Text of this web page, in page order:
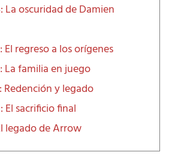
La oscuridad de Damien
regreso a los orígenes
La familia en juego
Redención y legado
El sacrificio final
legado de Arrow